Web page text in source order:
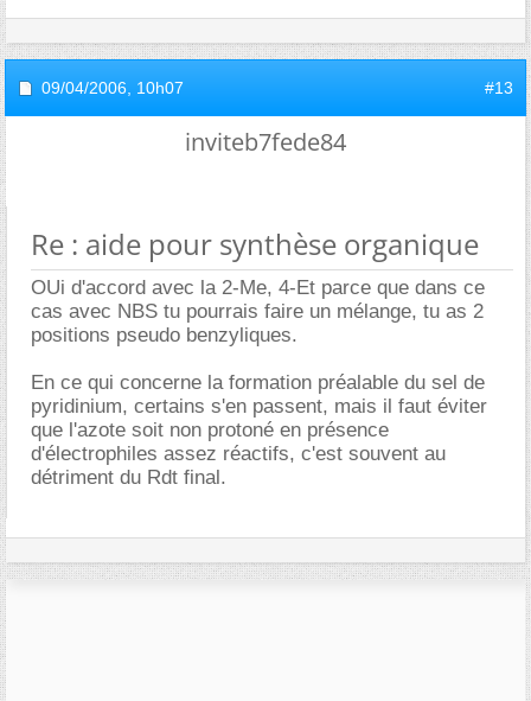
09/04/2006, 10h07 #13
inviteb7fede84
Re : aide pour synthèse organique
OUi d'accord avec la 2-Me, 4-Et parce que dans ce
cas avec NBS tu pourrais faire un mélange, tu as 2
positions pseudo benzyliques.
En ce qui concerne la formation préalable du sel de
pyridinium, certains s'en passent, mais il faut éviter
que l'azote soit non protoné en présence
d'électrophiles assez réactifs, c'est souvent au
détriment du Rdt final.